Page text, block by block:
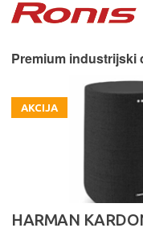
Premium industrijski
AKCIJA
HARMAN